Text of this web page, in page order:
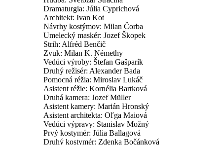
Dramaturgia: Júlia Cyprichová
Architekt: Ivan Kot
Návrhy kostýmov: Milan Čorba
Umelecký maskér: Jozef Škopek
Strih: Alfréd Benčič
Zvuk: Milan K. Némethy
Vedúci výroby: Štefan Gašparík
Druhý režisér: Alexander Bada
Pomocná réžia: Miroslav Lukáč
Asistent réžie: Kornélia Bartková
Druhá kamera: Jozef Müller
Asistent kamery: Marián Hronský
Asistent architekta: Oľga Maiová
Vedúci výpravy: Stanislav Možný
Prvý kostymér: Júlia Ballagová
Druhý kostymér: Zdenka Bočánková